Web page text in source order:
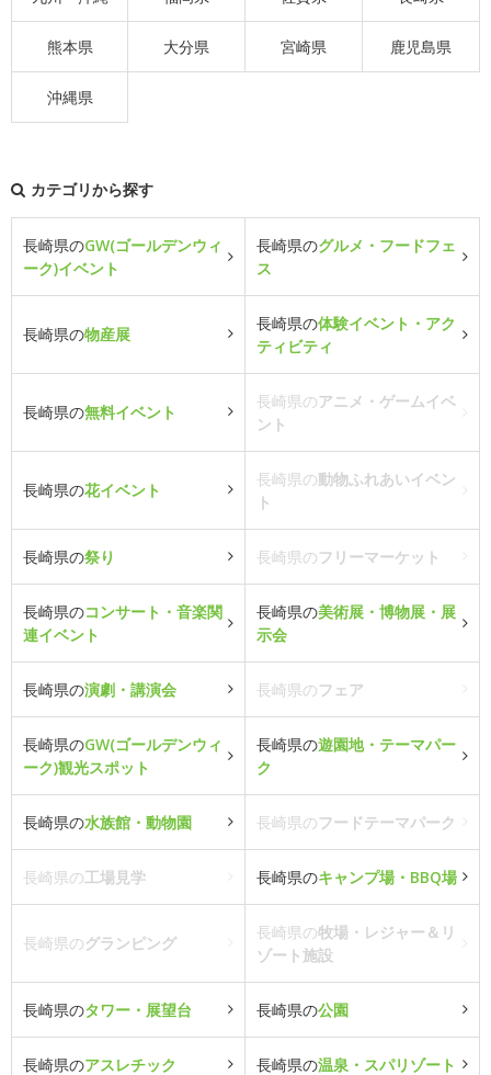
熊本県 大分県 宮崎県 鹿児島県
沖縄県
カテゴリから探す
長崎県のGW(ゴールデンウィ
ーク)イベント
長崎県のグルメ・フードフェ
ス
長崎県の物産展
長崎県の体験イベント・アク
ティビティ
長崎県の無料イベント
長崎県のアニメ・ゲームイベ
ント
長崎県の花イベント
長崎県の動物ふれあいイベン
ト
長崎県の祭り 長崎県のフリーマーケット
長崎県のコンサート・音楽関
連イベント
長崎県の美術展・博物展・展
示会
長崎県の演劇・講演会 長崎県のフェア
長崎県のGW(ゴールデンウィ
ーク)観光スポット
長崎県の遊園地・テーマパー
ク
長崎県の水族館・動物園 長崎県のフードテーマパーク
長崎県の工場見学 長崎県のキャンプ場・BBQ場
長崎県のグランピング
長崎県の牧場・レジャー＆リ
ゾート施設
長崎県のタワー・展望台 長崎県の公園
長崎県のアスレチック 長崎県の温泉・スパリゾート